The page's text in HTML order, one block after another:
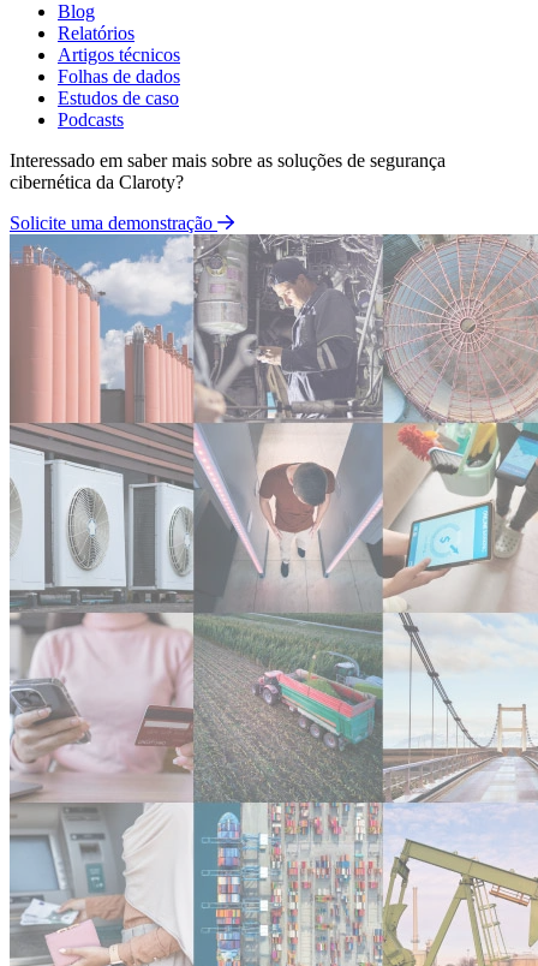
Blog
Relatórios
Artigos técnicos
Folhas de dados
Estudos de caso
Podcasts
Interessado em saber mais sobre as soluções de segurança
cibernética da Claroty?
Solicite uma demonstração